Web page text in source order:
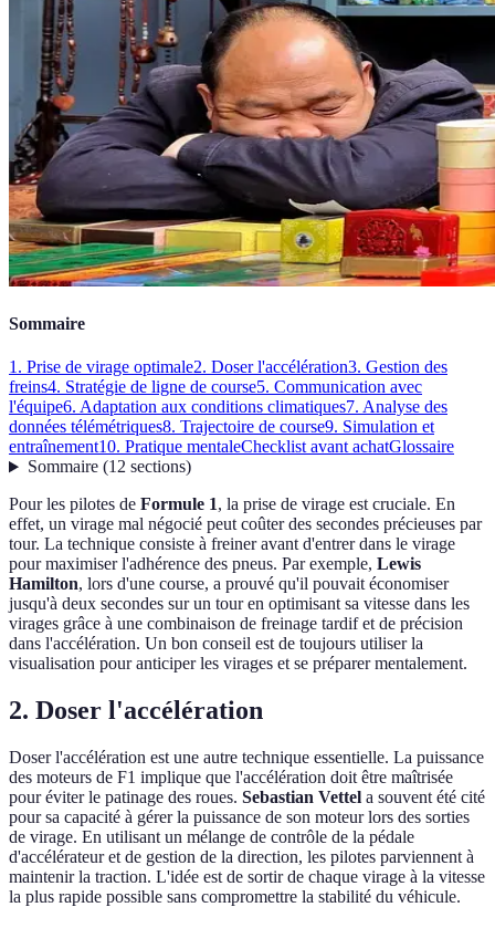
Sommaire
1. Prise de virage optimale2. Doser l'accélération3. Gestion des
freins4. Stratégie de ligne de course5. Communication avec
l'équipe6. Adaptation aux conditions climatiques7. Analyse des
données télémétriques8. Trajectoire de course9. Simulation et
entraînement10. Pratique mentaleChecklist avant achatGlossaire
Sommaire(12 sections)
Pour les pilotes de Formule 1, la prise de virage est cruciale. En
effet, un virage mal négocié peut coûter des secondes précieuses par
tour. La technique consiste à freiner avant d'entrer dans le virage
pour maximiser l'adhérence des pneus. Par exemple, Lewis
Hamilton, lors d'une course, a prouvé qu'il pouvait économiser
jusqu'à deux secondes sur un tour en optimisant sa vitesse dans les
virages grâce à une combinaison de freinage tardif et de précision
dans l'accélération. Un bon conseil est de toujours utiliser la
visualisation pour anticiper les virages et se préparer mentalement.
2. Doser l'accélération
Doser l'accélération est une autre technique essentielle. La puissance
des moteurs de F1 implique que l'accélération doit être maîtrisée
pour éviter le patinage des roues. Sebastian Vettel a souvent été cité
pour sa capacité à gérer la puissance de son moteur lors des sorties
de virage. En utilisant un mélange de contrôle de la pédale
d'accélérateur et de gestion de la direction, les pilotes parviennent à
maintenir la traction. L'idée est de sortir de chaque virage à la vitesse
la plus rapide possible sans compromettre la stabilité du véhicule.